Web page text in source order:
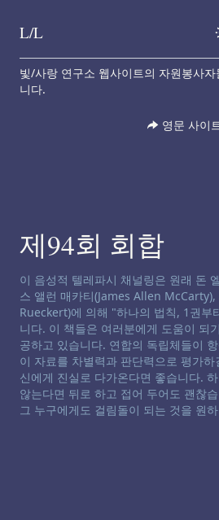
Skip to content
L/L
빛/사랑 연구소 웹사이트의 자원봉사
니다.
영문 사이
제94회 회합
채널링 면책 성명서:
이 음성적 텔레파시 채널링은 원래 돈
스 앨런 매카티(James Allen
Rueckert)에 의해 "하나의 법칙, 1권부
니다. 이 책들은 여러분에게 도움이 되
공하고 있습니다. 연합의 독립체들이
이 자료를 차별력과 판단력으로 평가
신에게 진실로 다가온다면 좋습니다.
않는다면 뒤로 하고 접어 두어도 괜찮
그 누구에게도 걸림돌이 되는 것을 원